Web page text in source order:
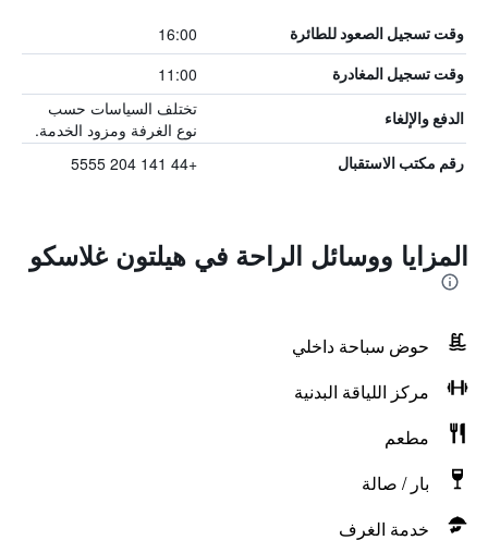
وقت تسجيل الصعود للطائرة 16:00
وقت تسجيل المغادرة 11:00
الدفع والإلغاء
تختلف السياسات حسب
نوع الغرفة ومزود الخدمة.
رقم مكتب الاستقبال +44 141 204 5555
المزايا ووسائل الراحة في هيلتون غلاسكو
حوض سباحة داخلي
مركز اللياقة البدنية
مطعم
بار / صالة
خدمة الغرف